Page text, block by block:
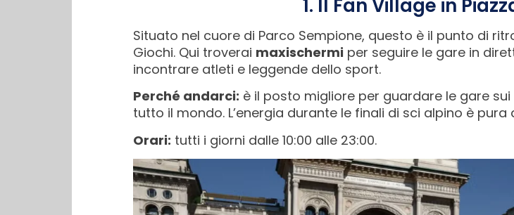
1. Il Fan Village in
Situato nel cuore di Parco Sempione, questo è il punto di
Giochi. Qui troverai maxischermi per seguire le gare in
incontrare atleti e leggende dello sport.
Perché andarci: è il posto migliore per guardare le gare
tutto il mondo. L’energia durante le finali di sci alpino è pura
Orari: tutti i giorni dalle 10:00 alle 23:00.